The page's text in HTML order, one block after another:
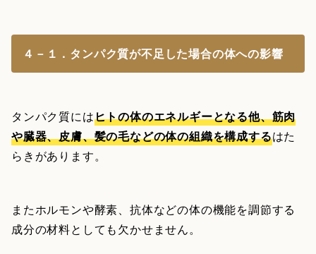
４－１．タンパク質が不足した場合の体への影響
タンパク質にはヒトの体のエネルギーとなる他、筋肉
や臓器、皮膚、髪の毛などの体の組織を構成するはた
らきがあります。
またホルモンや酵素、抗体などの体の機能を調節する
成分の材料としても欠かせません。